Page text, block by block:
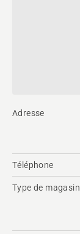
Adresse
Téléphone
Type de magasin